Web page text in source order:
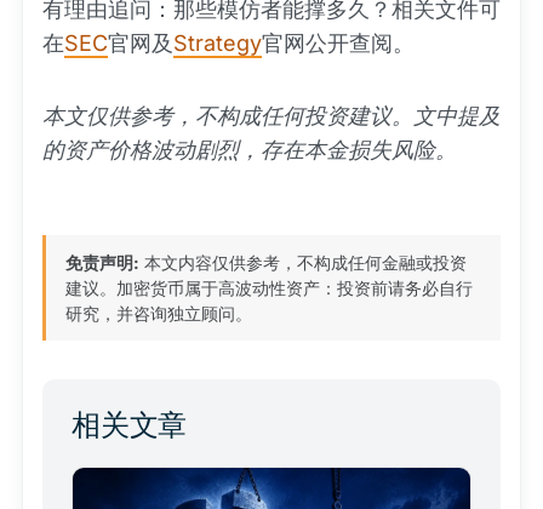
有理由追问：那些模仿者能撑多久？相关文件可
在SEC官网及Strategy官网公开查阅。
本文仅供参考，不构成任何投资建议。文中提及
的资产价格波动剧烈，存在本金损失风险。
免责声明: 本文内容仅供参考，不构成任何金融或投资
建议。加密货币属于高波动性资产：投资前请务必自行
研究，并咨询独立顾问。
相关文章